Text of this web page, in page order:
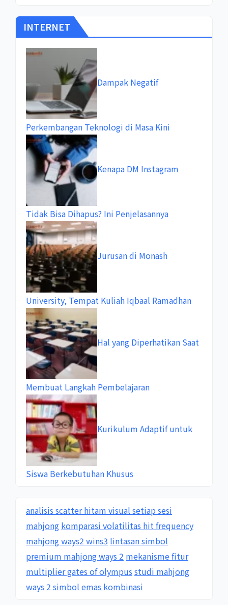
INTERNET
Dampak Negatif
Perkembangan Teknologi di Masa Kini
Kenapa DM Instagram
Tidak Bisa Dihapus? Ini Penjelasannya
Jurusan di Monash
University, Tempat Kuliah Iqbaal Ramadhan
Hal yang Diperhatikan Saat
Membuat Langkah Pembelajaran
Kurikulum Adaptif untuk
Siswa Berkebutuhan Khusus
analisis scatter hitam visual setiap sesi
mahjong komparasi volatilitas hit frequency
mahjong ways2 wins3 lintasan simbol
premium mahjong ways 2 mekanisme fitur
multiplier gates of olympus studi mahjong
ways 2 simbol emas kombinasi